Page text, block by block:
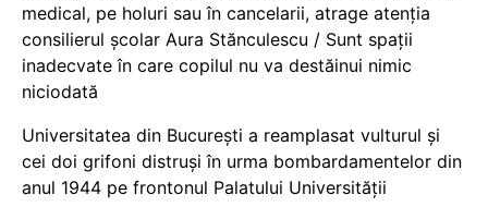
medical, pe holuri sau în cancelarii, atrage atenția
consilierul școlar Aura Stănculescu / Sunt spații
inadecvate în care copilul nu va destăinui nimic
niciodată
Universitatea din București a reamplasat vulturul și
cei doi grifoni distruși în urma bombardamentelor din
anul 1944 pe frontonul Palatului Universității